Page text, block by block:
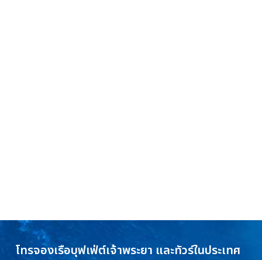
โทรจองเรือบุฟเฟ่ต์เจ้าพระยา และทัวร์ในประเทศ